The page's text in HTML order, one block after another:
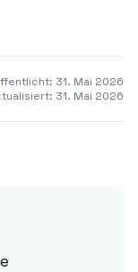
31. Mai 2026
31. Mai 2026